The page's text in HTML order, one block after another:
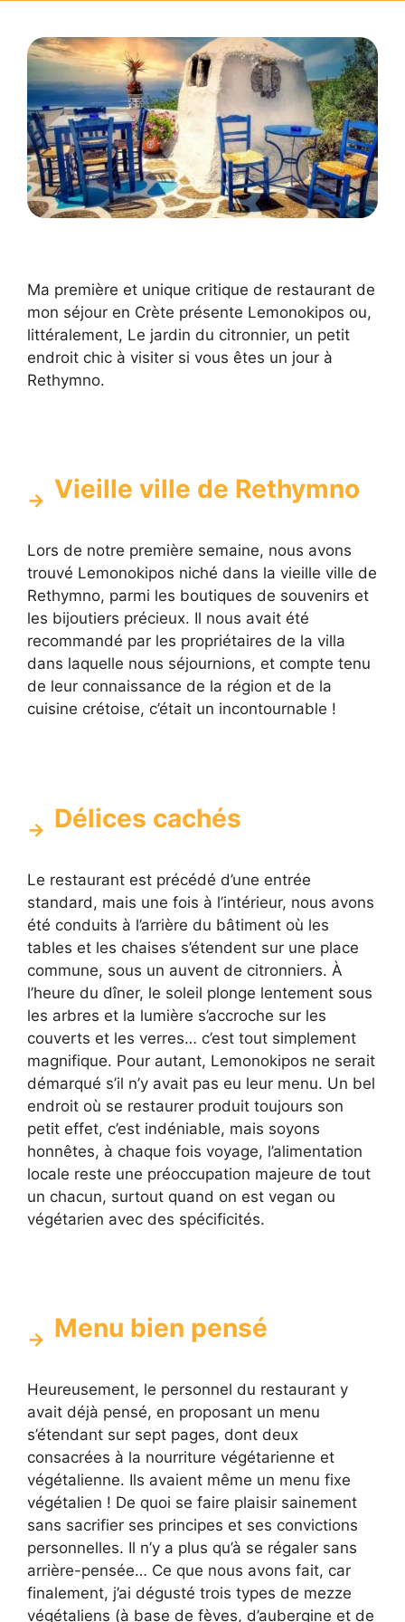
Ma première et unique critique de restaurant de
mon séjour en Crète présente Lemonokipos ou,
littéralement, Le jardin du citronnier, un petit
endroit chic à visiter si vous êtes un jour à
Rethymno.
Vieille ville de Rethymno
Lors de notre première semaine, nous avons
trouvé Lemonokipos niché dans la vieille ville de
Rethymno, parmi les boutiques de souvenirs et
les bijoutiers précieux. Il nous avait été
recommandé par les propriétaires de la villa
dans laquelle nous séjournions, et compte tenu
de leur connaissance de la région et de la
cuisine crétoise, c’était un incontournable !
Délices cachés
Le restaurant est précédé d’une entrée
standard, mais une fois à l’intérieur, nous avons
été conduits à l’arrière du bâtiment où les
tables et les chaises s’étendent sur une place
commune, sous un auvent de citronniers. À
l’heure du dîner, le soleil plonge lentement sous
les arbres et la lumière s’accroche sur les
couverts et les verres… c’est tout simplement
magnifique. Pour autant, Lemonokipos ne serait
démarqué s’il n’y avait pas eu leur menu. Un bel
endroit où se restaurer produit toujours son
petit effet, c’est indéniable, mais soyons
honnêtes, à chaque fois voyage, l’alimentation
locale reste une préoccupation majeure de tout
un chacun, surtout quand on est vegan ou
végétarien avec des spécificités.
Menu bien pensé
Heureusement, le personnel du restaurant y
avait déjà pensé, en proposant un menu
s’étendant sur sept pages, dont deux
consacrées à la nourriture végétarienne et
végétalienne. Ils avaient même un menu fixe
végétalien ! De quoi se faire plaisir sainement
sans sacrifier ses principes et ses convictions
personnelles. Il n’y a plus qu’à se régaler sans
arrière-pensée… Ce que nous avons fait, car
finalement, j’ai dégusté trois types de mezze
végétaliens (à base de fèves, d’aubergine et de